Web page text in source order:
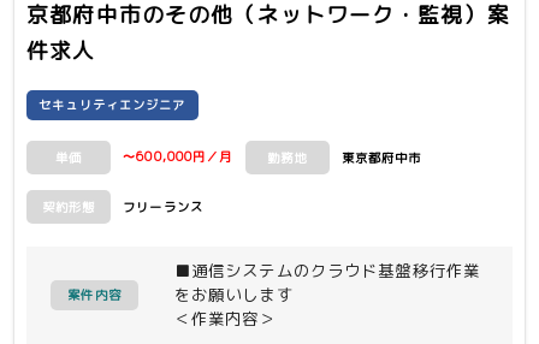
京都府中市のその他（ネットワーク・監視）案
件求人
セキュリティエンジニア
単価 〜600,000円／月 勤務地 東京都府中市
契約形態 フリーランス
案件内容
■通信システムのクラウド基盤移行作業
をお願いします
＜作業内容＞